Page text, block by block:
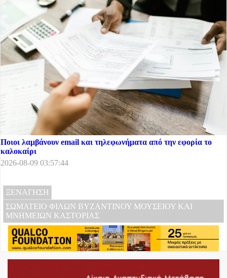
Ποιοι λαμβάνουν email και τηλεφωνήματα από την εφορία το
καλοκαίρι
2026-08-09 03:57:44
ΞΕΝΑΓΗΣΗ
ΣΩΜΑΤΕΙΟ ΦΙΛΩΝ ΒΥΖΑΝΤΙΝΟΥ ΜΟΥΣΕΙΟΥ ΚΑΙ
ΜΝΗΜΕΙΩΝ ΚΑΣΤΟΡΙΑΣ